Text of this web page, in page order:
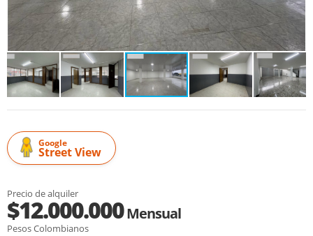
Google
Street View
Precio de alquiler
$12.000.000Mensual
Pesos Colombianos